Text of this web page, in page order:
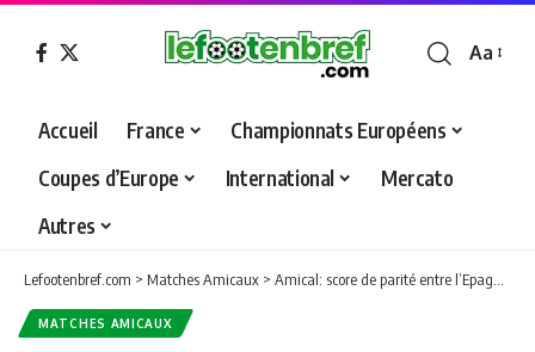
Font
Aa
Accueil France
Championnats Européens
Coupes d’Europe
International
Mercato
Autres
Lefootenbref.com > Matches Amicaux > Amical: score de parité entre l’Epagne et la Hollande
MATCHES AMICAUX